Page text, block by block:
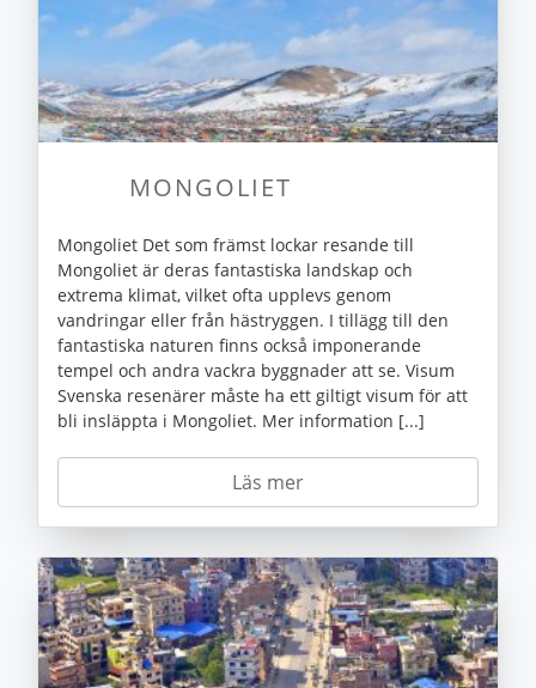
MONGOLIET
Mongoliet Det som främst lockar resande till
Mongoliet är deras fantastiska landskap och
extrema klimat, vilket ofta upplevs genom
vandringar eller från hästryggen. I tillägg till den
fantastiska naturen finns också imponerande
tempel och andra vackra byggnader att se. Visum
Svenska resenärer måste ha ett giltigt visum för att
bli insläppta i Mongoliet. Mer information [...]
Läs mer